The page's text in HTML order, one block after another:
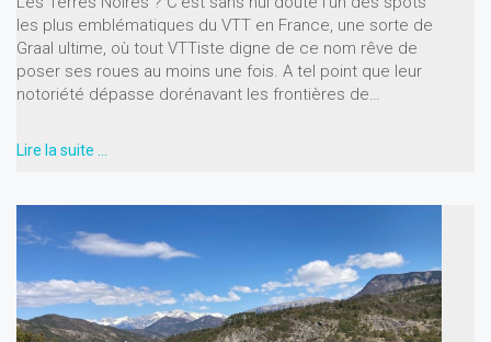
les plus emblématiques du VTT en France, une sorte de
Graal ultime, où tout VTTiste digne de ce nom rêve de
poser ses roues au moins une fois. A tel point que leur
notoriété dépasse dorénavant les frontières de…
Lire la suite …